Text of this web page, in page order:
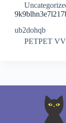
ub2dohqb
PETPET VV